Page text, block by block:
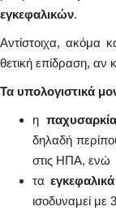
εγκεφαλικών.
Αντίστοιχα, ακόμα
θετική επίδραση, αν
Τα υπολογιστικά
η παχυσαρκία
δηλαδή
στις ΗΠΑ, ενώ
ταεγκεφαλικά
ισοδυναμεί με